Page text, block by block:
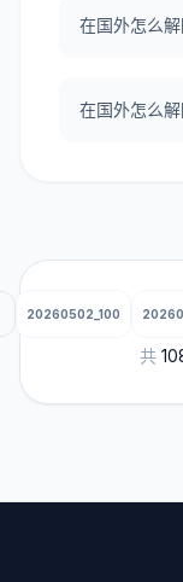
20260502_100
共